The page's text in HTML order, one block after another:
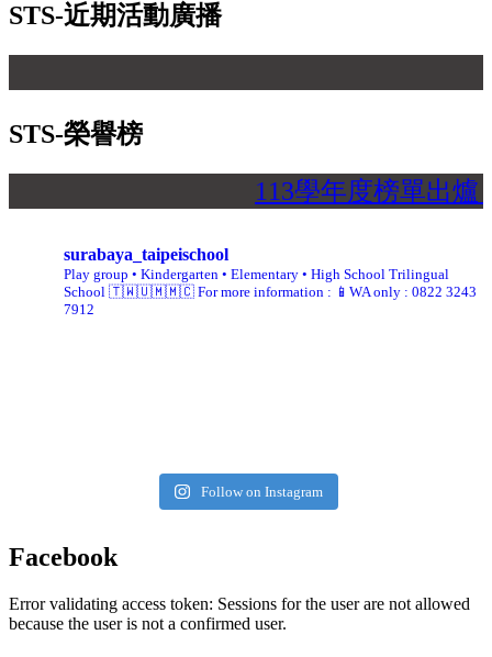
STS-近期活動廣播
STS-榮譽榜
113學年度榜單出爐
surabaya_taipeischool
Play group • Kindergarten • Elementary • High School Trilingual
School 🇹🇼🇺🇲🇲🇨 For more information : 📱WA only : 0822 3243
7912
Follow on Instagram
Facebook
Error validating access token: Sessions for the user are not allowed
because the user is not a confirmed user.